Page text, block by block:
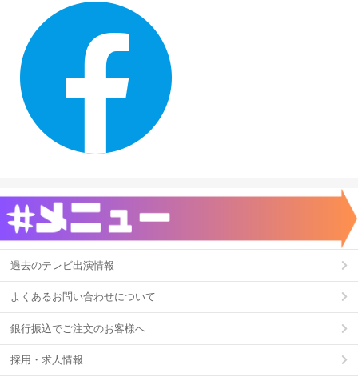
過去のテレビ出演情報
よくあるお問い合わせについて
銀行振込でご注文のお客様へ
採用・求人情報